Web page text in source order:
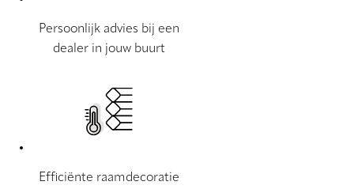
Persoonlijk advies bij een
dealer in jouw buurt
Efficiënte raamdecoratie